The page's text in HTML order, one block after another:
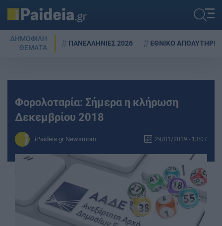
ΔΗΜΟΦΙΛΗ
ΘΕΜΑΤΑ
ΠΑΝΕΛΛΗΝΙΕΣ 2026 ΕΘΝΙΚΟ ΑΠΟΛΥΤΗΡΙΟ
Φορολοταρία: Σήμερα η κλήρωση
Δεκεμβρίου 2018
iPaideia.gr Newsroom 29/01/2019 - 13:07